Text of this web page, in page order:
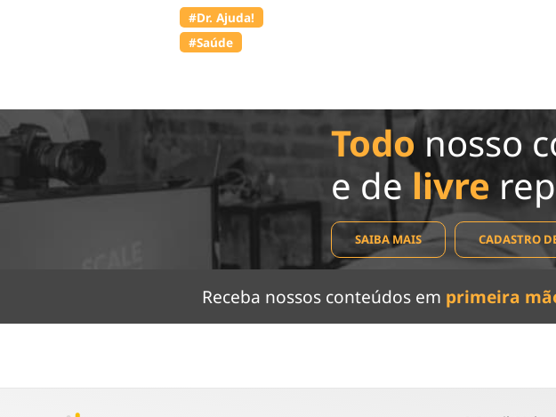
#Dr. Ajuda!
#Saúde
Todonosso
e de livre
SAIBA MAIS CADASTRO
Receba nossos conteúdos em primeira